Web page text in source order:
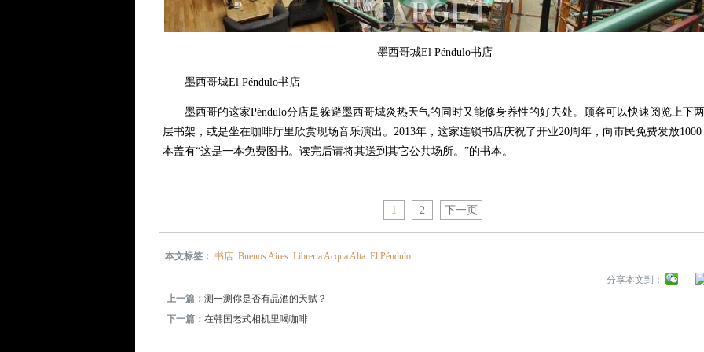
墨西哥城El Péndulo书店
墨西哥城El Péndulo书店
墨西哥的这家Péndulo分店是躲避墨西哥城炎热天气的同时又能修身养性的好去处。顾客可以快速阅览上下
层书架，或是坐在咖啡厅里欣赏现场音乐演出。2013年，这家连锁书店庆祝了开业20周年，向市民免费发放1000
本盖有“这是一本免费图书。读完后请将其送到其它公共场所。”的书本。
1 2 下一页
本文标签：书店 Buenos Aires Libreria Acqua Alta El Péndulo
分享本文到：
上一篇：测一测你是否有品酒的天赋？
下一篇：在韩国老式相机里喝咖啡